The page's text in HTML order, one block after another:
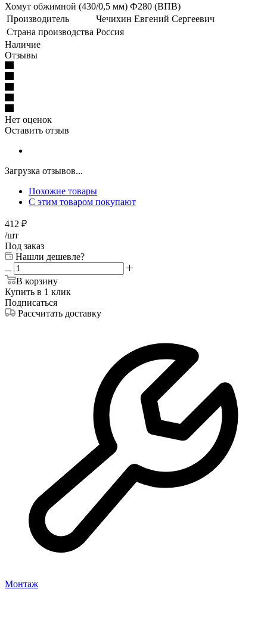
Хомут обжимной (430/0,5 мм) Ф280 (ВПВ)
Производитель
Чечихин Евгений Сергеевич
Страна производства Россия
Наличие
Отзывы
Нет оценок
Оставить отзыв
Загрузка отзывов...
Похожие товары
С этим товаром покупают
412 ₽
/шт
Под заказ
Нашли дешевле?
В корзину
Купить в 1 клик
Подписаться
Рассчитать доставку
Монтаж